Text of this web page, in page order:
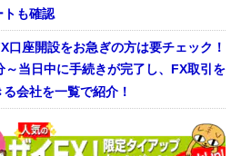
トも確認
口座開設をお急ぎの方は要チェック！
～当日中に手続きが完了し、FX取引を
る会社を一覧で紹介！